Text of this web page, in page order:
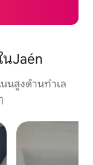
Jaén
นสูงด้านทำเล